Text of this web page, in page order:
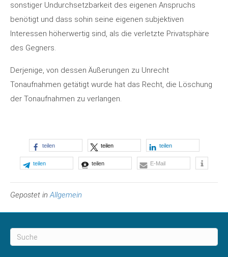
sonstiger Undurchsetzbarkeit des eigenen Anspruchs
benötigt und dass sohin seine eigenen subjektiven
Interessen höherwertig sind, als die verletzte Privatsphäre
des Gegners.
Derjenige, von dessen Äußerungen zu Unrecht
Tonaufnahmen getätigt wurde hat das Recht, die Löschung
der Tonaufnahmen zu verlangen.
teilen teilen teilen
teilen teilen E-Mail
Gepostet inAllgemein